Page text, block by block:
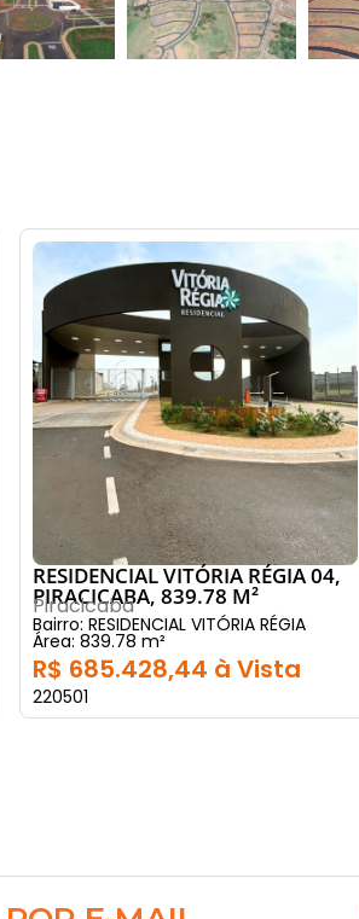
RESIDENCIAL VITÓRIA RÉGIA 04,
PIRACICABA, 839.78 M²
Piracicaba
Bairro: RESIDENCIAL VITÓRIA RÉGIA
Área: 839.78 m²
R$ 685.428,44 à Vista
220501